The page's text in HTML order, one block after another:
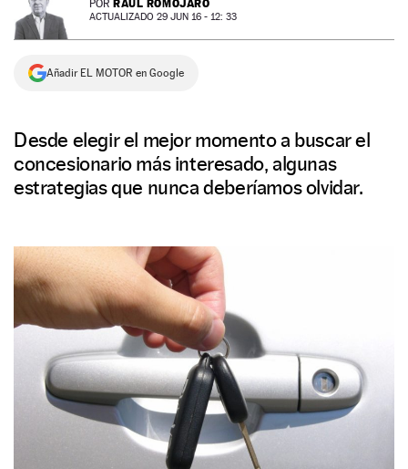
NEWSLETTER
SÍGUENOS
POR RAÚL ROMOJARO
ACTUALIZADO 29 JUN 16 - 12: 33
Añadir EL MOTOR en Google
Desde elegir el mejor momento a buscar el
concesionario más interesado, algunas
estrategias que nunca deberíamos olvidar.